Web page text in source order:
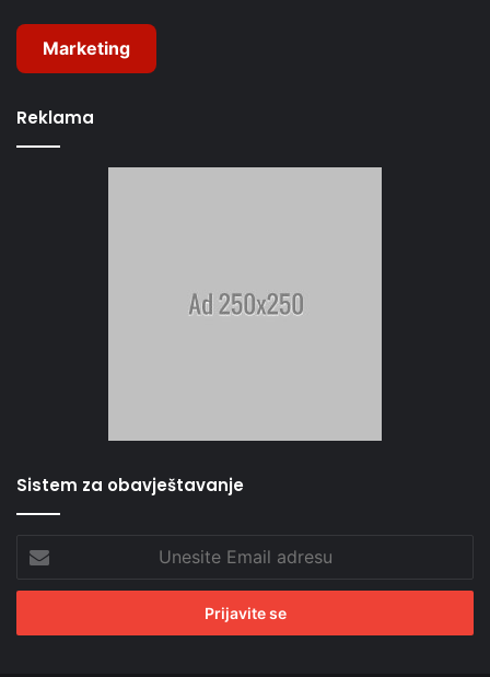
Marketing
Reklama
Sistem za obavještavanje
Email
adresu